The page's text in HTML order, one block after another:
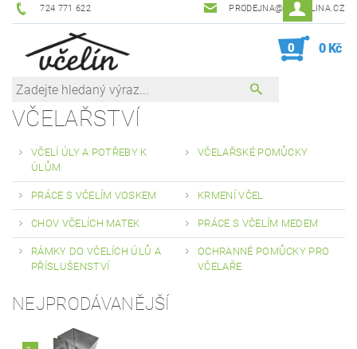
724 771 622 PRODEJNA@ZEVCELINA.CZ
0 0 Kč
VČELAŘSTVÍ
VČELÍ ÚLY A POTŘEBY K
ÚLŮM
VČELAŘSKÉ POMŮCKY
PRÁCE S VČELÍM VOSKEM KRMENÍ VČEL
CHOV VČELÍCH MATEK PRÁCE S VČELÍM MEDEM
RÁMKY DO VČELÍCH ÚLŮ A
PŘÍSLUŠENSTVÍ
OCHRANNÉ POMŮCKY PRO
VČELAŘE
NEJPRODÁVANĚJŠÍ